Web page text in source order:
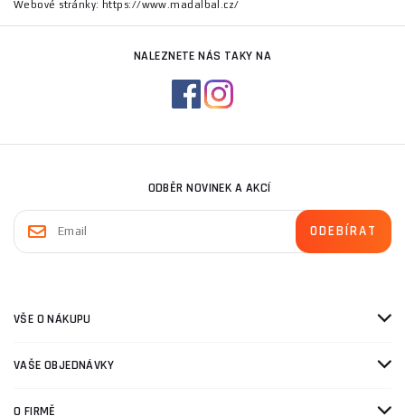
Webové stránky: https://www.madalbal.cz/
NALEZNETE NÁS TAKY NA
ODBĚR NOVINEK A AKCÍ
VŠE O NÁKUPU
VAŠE OBJEDNÁVKY
O FIRMĚ